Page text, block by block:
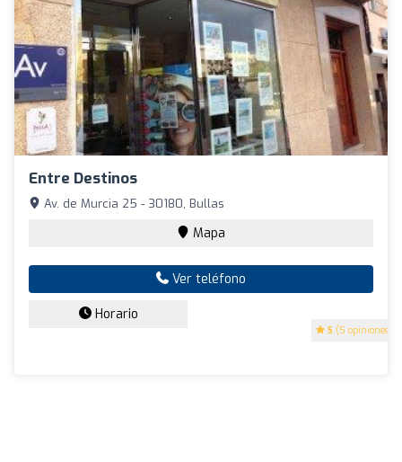
Entre Destinos
5 (5 opiniones)
Av. de Murcia 25 - 30180, Bullas
Mapa
Ver teléfono
Horario